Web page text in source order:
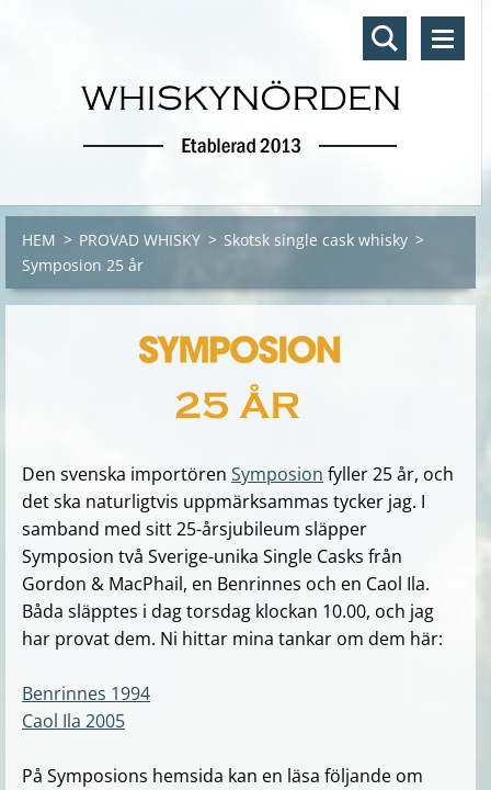
HEM > PROVAD WHISKY > Skotsk single cask whisky >
Symposion 25 år
Den svenska importören Symposion fyller 25 år, och
det ska naturligtvis uppmärksammas tycker jag. I
samband med sitt 25-årsjubileum släpper
Symposion två Sverige-unika Single Casks från
Gordon & MacPhail, en Benrinnes och en Caol Ila.
Båda släpptes i dag torsdag klockan 10.00, och jag
har provat dem. Ni hittar mina tankar om dem här:
Benrinnes 1994
Caol Ila 2005
På Symposions hemsida kan en läsa följande om